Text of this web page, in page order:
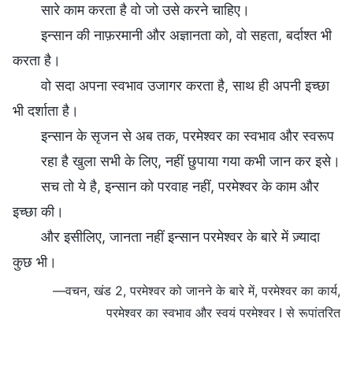
सारे काम करता है वो जो उसे करने चाहिए।
इन्सान की नाफ़रमानी और अज्ञानता को, वो सहता, बर्दाश्त भी
करता है।
वो सदा अपना स्वभाव उजागर करता है, साथ ही अपनी इच्छा
भी दर्शाता है।
इन्सान के सृजन से अब तक, परमेश्वर का स्वभाव और स्वरूप
रहा है खुला सभी के लिए, नहीं छुपाया गया कभी जान कर इसे।
सच तो ये है, इन्सान को परवाह नहीं, परमेश्वर के काम और
इच्छा की।
और इसीलिए, जानता नहीं इन्सान परमेश्वर के बारे में ज़्यादा
कुछ भी।
—वचन, खंड 2, परमेश्वर को जानने के बारे में, परमेश्वर का कार्य,
परमेश्वर का स्वभाव और स्वयं परमेश्वर I से रूपांतरित